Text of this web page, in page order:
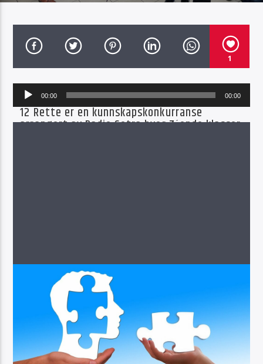
Radio Sotra
1
Lydavspiller
00:00 00:00
12 Rette er en kunnskapskonkurranse
arrangert av Radio Sotra hvor 7´ende klasser